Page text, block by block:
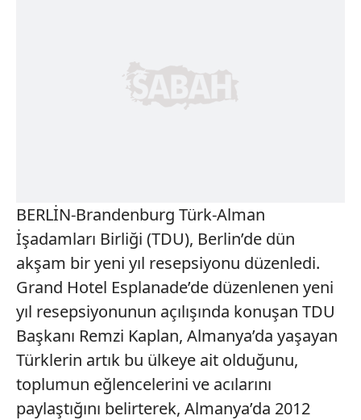
BERLİN-Brandenburg Türk-Alman
İşadamları Birliği (TDU), Berlin’de dün
akşam bir yeni yıl resepsiyonu düzenledi.
Grand Hotel Esplanade’de düzenlenen yeni
yıl resepsiyonunun açılışında konuşan TDU
Başkanı Remzi Kaplan, Almanya’da yaşayan
Türklerin artık bu ülkeye ait olduğunu,
toplumun eğlencelerini ve acılarını
paylaştığını belirterek, Almanya’da 2012